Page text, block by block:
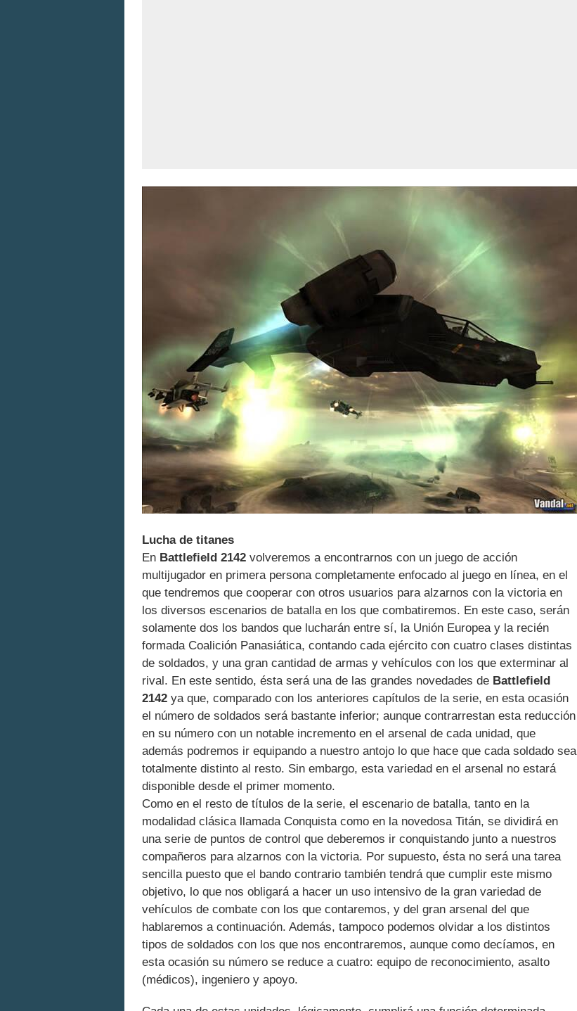
Lucha de titanes
En Battlefield 2142 volveremos a encontrarnos con un juego de acción
multijugador en primera persona completamente enfocado al juego en línea, en el
que tendremos que cooperar con otros usuarios para alzarnos con la victoria en
los diversos escenarios de batalla en los que combatiremos. En este caso, serán
solamente dos los bandos que lucharán entre sí, la Unión Europea y la recién
formada Coalición Panasiática, contando cada ejército con cuatro clases distintas
de soldados, y una gran cantidad de armas y vehículos con los que exterminar al
rival. En este sentido, ésta será una de las grandes novedades de Battlefield
2142 ya que, comparado con los anteriores capítulos de la serie, en esta ocasión
el número de soldados será bastante inferior; aunque contrarrestan esta reducción
en su número con un notable incremento en el arsenal de cada unidad, que
además podremos ir equipando a nuestro antojo lo que hace que cada soldado sea
totalmente distinto al resto. Sin embargo, esta variedad en el arsenal no estará
disponible desde el primer momento.
Como en el resto de títulos de la serie, el escenario de batalla, tanto en la
modalidad clásica llamada Conquista como en la novedosa Titán, se dividirá en
una serie de puntos de control que deberemos ir conquistando junto a nuestros
compañeros para alzarnos con la victoria. Por supuesto, ésta no será una tarea
sencilla puesto que el bando contrario también tendrá que cumplir este mismo
objetivo, lo que nos obligará a hacer un uso intensivo de la gran variedad de
vehículos de combate con los que contaremos, y del gran arsenal del que
hablaremos a continuación. Además, tampoco podemos olvidar a los distintos
tipos de soldados con los que nos encontraremos, aunque como decíamos, en
esta ocasión su número se reduce a cuatro: equipo de reconocimiento, asalto
(médicos), ingeniero y apoyo.